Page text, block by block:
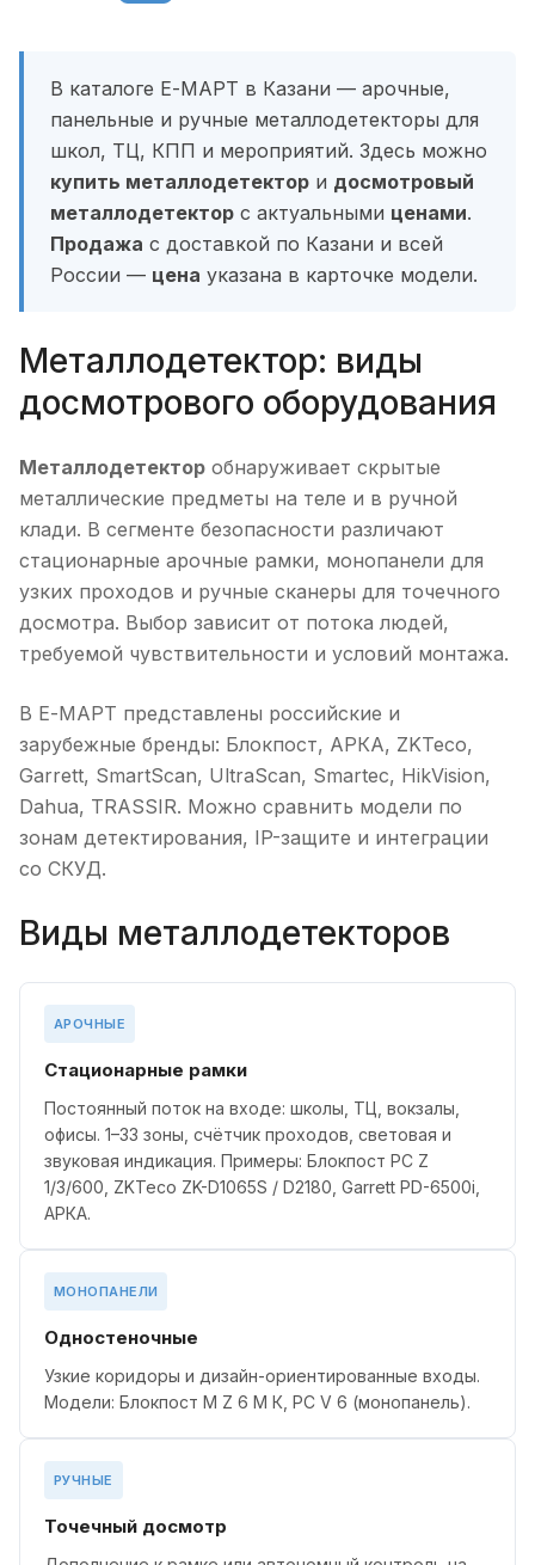
В каталоге Е-МАРТ в Казани — арочные,
панельные и ручные металлодетекторы для
школ, ТЦ, КПП и мероприятий. Здесь можно
купить металлодетектор и досмотровый
металлодетектор с актуальными ценами.
Продажа с доставкой по Казани и всей
России — цена указана в карточке модели.
Металлодетектор: виды
досмотрового оборудования
Металлодетектор обнаруживает скрытые
металлические предметы на теле и в ручной
клади. В сегменте безопасности различают
стационарные арочные рамки, монопанели для
узких проходов и ручные сканеры для точечного
досмотра. Выбор зависит от потока людей,
требуемой чувствительности и условий монтажа.
В Е-МАРТ представлены российские и
зарубежные бренды: Блокпост, АРКА, ZKTeco,
Garrett, SmartScan, UltraScan, Smartec, HikVision,
Dahua, TRASSIR. Можно сравнить модели по
зонам детектирования, IP-защите и интеграции
со СКУД.
Виды металлодетекторов
АРОЧНЫЕ
Стационарные рамки
Постоянный поток на входе: школы, ТЦ, вокзалы,
офисы. 1–33 зоны, счётчик проходов, световая и
звуковая индикация. Примеры: Блокпост РС Z
1/3/600, ZKTeco ZK-D1065S / D2180, Garrett PD-6500i,
АРКА.
МОНОПАНЕЛИ
Одностеночные
Узкие коридоры и дизайн-ориентированные входы.
Модели: Блокпост M Z 6 М К, PC V 6 (монопанель).
РУЧНЫЕ
Точечный досмотр